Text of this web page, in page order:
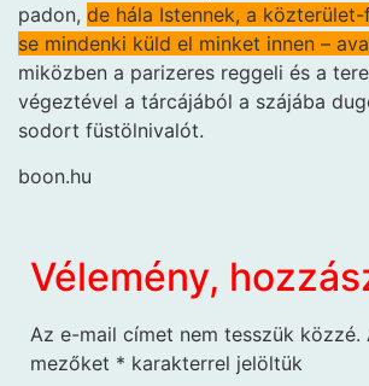
padon, de hála Istennek, a
se mindenki küld el minket innen –
miközben a parizeres reggeli és a
végeztével a tárcájából a szájába
sodort füstölnivalót.
boon.hu
Vélemény,
Az e-mail címet nem tesszük közzé.
mezőket * karakterrel jelöltük